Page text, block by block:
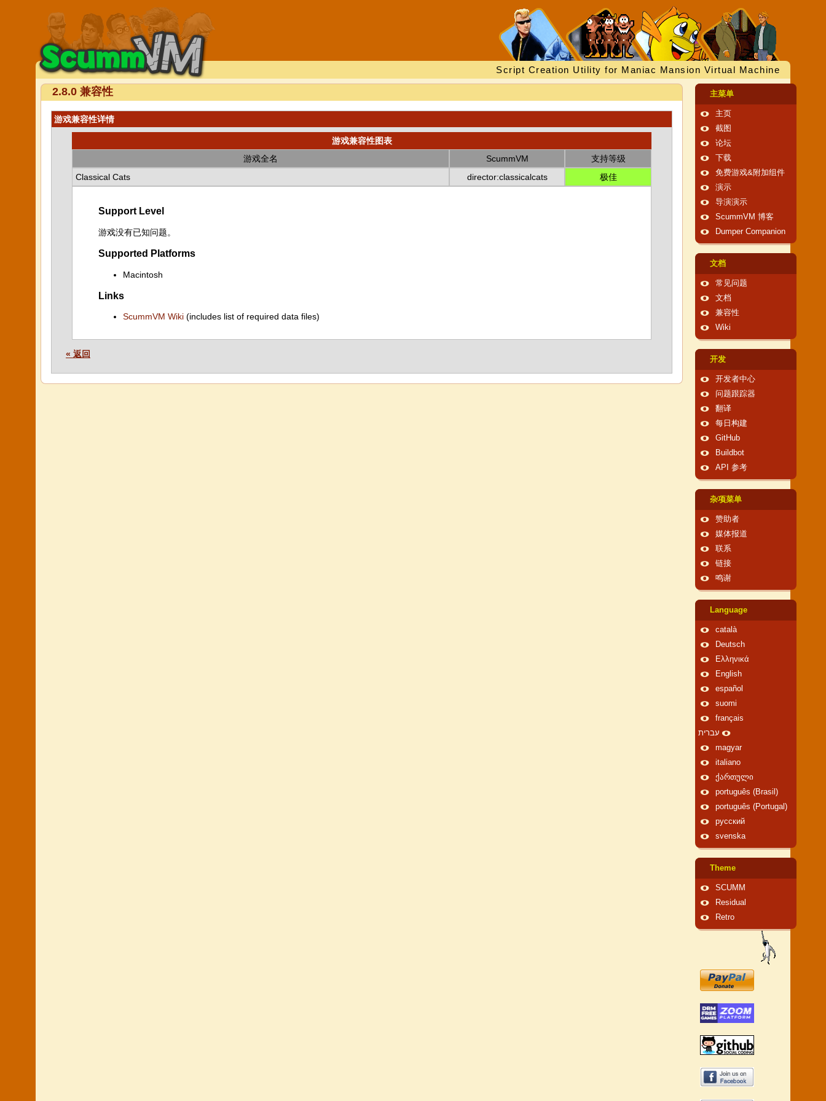
Script Creation Utility for Maniac Mansion Virtual Machine
2.8.0 兼容性
游戏兼容性详情
游戏兼容性图表
游戏全名
ScummVM
支持等级
Classical Cats
director:classicalcats 极佳
Support Level
游戏没有已知问题。
Supported Platforms
Macintosh
Links
ScummVM Wiki (includes list of required data files)
« 返回
主菜单
主页
截图
论坛
下载
免费游戏&附加组件
演示
导演演示
ScummVM 博客
Dumper Companion
文档
常见问题
文档
兼容性
Wiki
开发
开发者中心
问题跟踪器
翻译
每日构建
GitHub
Buildbot
API 参考
杂项菜单
赞助者
媒体报道
联系
链接
鸣谢
Language
català
Deutsch
Ελληνικά
English
español
suomi
français
עברית
magyar
italiano
ქართული
português (Brasil)
português (Portugal)
русский
svenska
Theme
SCUMM
Residual
Retro